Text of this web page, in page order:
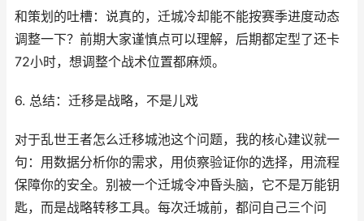
和策划的吐槽：说真的，迁城冷却能不能按赛季进度动态
调整一下？前期大家谨慎点可以理解，后期都定型了还卡
72小时，想调整个战术位置都麻烦。
6. 总结：迁移是战略，不是儿戏
对于乱世王者怎么迁移城池这个问题，我的核心建议就一
句：用数据分析你的需求，用侦察验证你的选择，用流程
保障你的安全。别被一个迁城令冲昏头脑，它不是万能钥
匙，而是战略转移工具。每次迁城前，都问自己三个问